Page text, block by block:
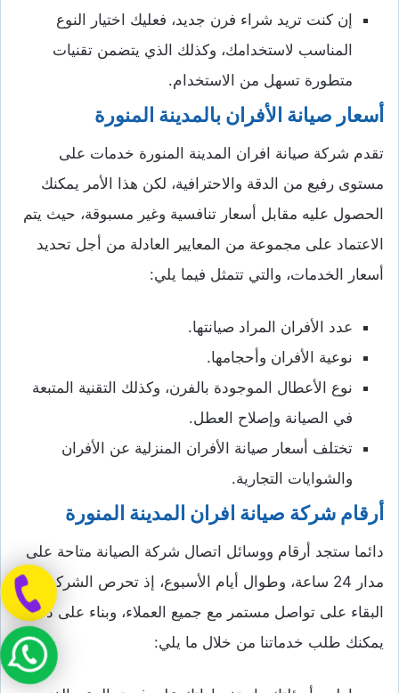
إن كنت تريد شراء فرن جديد، فعليك اختيار النوع
المناسب لاستخدامك، وكذلك الذي يتضمن تقنيات
متطورة تسهل من الاستخدام.
أسعار صيانة الأفران بالمدينة المنورة
تقدم شركة صيانة افران المدينة المنورة خدمات على
مستوى رفيع من الدقة والاحترافية، لكن هذا الأمر يمكنك
الحصول عليه مقابل أسعار تنافسية وغير مسبوقة، حيث يتم
الاعتماد على مجموعة من المعايير العادلة من أجل تحديد
أسعار الخدمات، والتي تتمثل فيما يلي:
عدد الأفران المراد صيانتها.
نوعية الأفران وأحجامها.
نوع الأعطال الموجودة بالفرن، وكذلك التقنية المتبعة
في الصيانة وإصلاح العطل.
تختلف أسعار صيانة الأفران المنزلية عن الأفران
والشوايات التجارية.
أرقام شركة صيانة افران المدينة المنورة
دائما ستجد أرقام ووسائل اتصال شركة الصيانة متاحة على
مدار 24 ساعة، وطوال أيام الأسبوع، إذ تحرص الشركة
البقاء على تواصل مستمر مع جميع العملاء، وبناء على ذلك
يمكنك طلب خدماتنا من خلال ما يلي: